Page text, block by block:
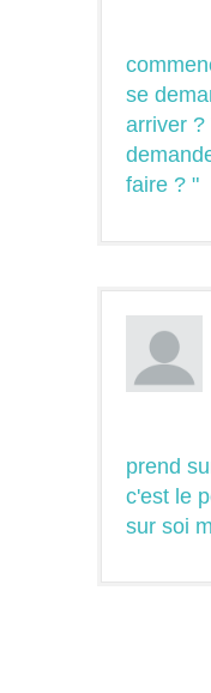
se
arriver ?
faire ? "
prend
c'est le
sur soi